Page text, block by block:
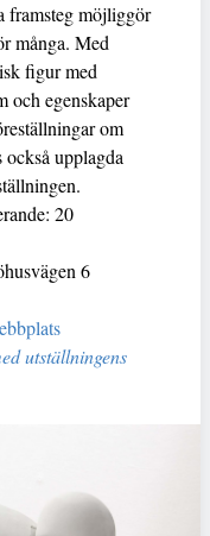
framsteg möjliggör
många. Med
figur med
och egenskaper
om
också upplagda
20
6
utställningens